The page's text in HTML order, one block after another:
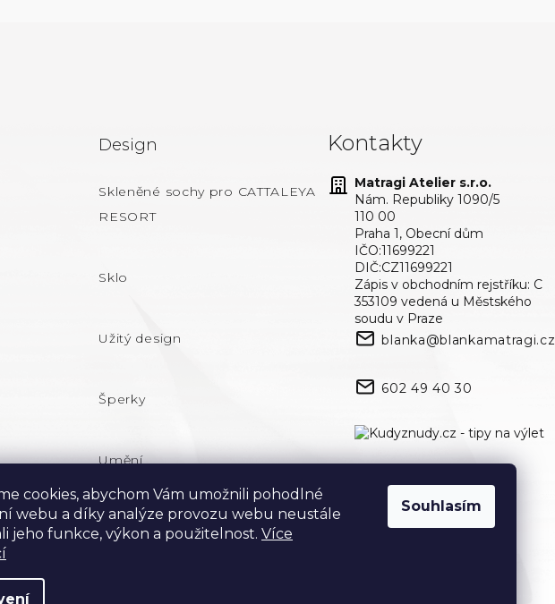
cookies, abychom Vám umožnili pohodlné
webu a díky analýze provozu webu neustále
jeho funkce, výkon a použitelnost. Více
Souhlasím
Design
Skleněné sochy pro CATTALEYA
RESORT
Sklo
Užitý design
Šperky
Umění
Kontakty
Matragi Atelier s.r.o.
Nám. Republiky 1090/5
110 00
Praha 1, Obecní dům
IČO:11699221
DIČ:CZ11699221
Zápis v obchodním rejstříku: C
353109 vedená u Městského
soudu v Praze
blanka@blankamatragi.cz
602 49 40 30